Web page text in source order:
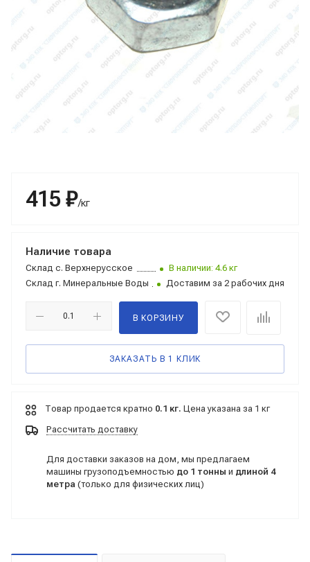
415 ₽/кг
Наличие товара
Склад с. Верхнерусское
В наличии: 4.6 кг
Склад г. Минеральные Воды Доставим за 2 рабочих дня
В КОРЗИНУ
ЗАКАЗАТЬ В 1 КЛИК
Товар продается кратно 0.1 кг. Цена указана за 1 кг
Рассчитать доставку
Для доставки заказов на дом, мы предлагаем
машины грузоподъемностью до 1 тонны и длиной 4
метра (только для физических лиц)